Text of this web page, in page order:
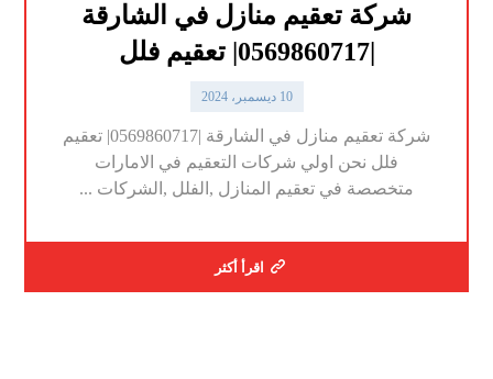
شركة تعقيم منازل في الشارقة
|0569860717| تعقيم فلل
10 ديسمبر، 2024
شركة تعقيم منازل في الشارقة |0569860717| تعقيم
فلل نحن اولي شركات التعقيم في الامارات
متخصصة في تعقيم المنازل ,الفلل ,الشركات ...
اقرأ أكثر